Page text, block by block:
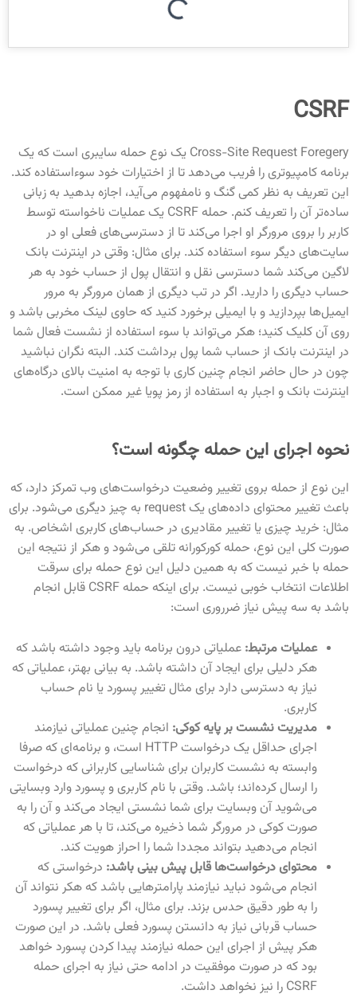
CSRF
Cross-Site Request Foregery یک نوع حمله سایبری است که یک
برنامه کامپیوتری را فریب می‌دهد تا از اختیارات خود سوءاستفاده کند.
این تعریف به نظر کمی گنگ و نامفهوم می‌آید، اجازه بدهید به زبانی
ساده‌تر آن را تعریف کنم. حمله CSRF یک عملیات ناخواسته توسط
کاربر را بروی مرورگر او اجرا می‌کند تا از دسترسی‌های فعلی او در
سایت‌های دیگر سوء استفاده کند. برای مثال: وقتی در اینترنت بانک
لاگین می‌کند شما دسترسی نقل و انتقال پول از حساب خود به هر
حساب دیگری را دارید. اگر در تب دیگری از همان مرورگر به مرور
ایمیل‌ها بپردازید و با ایمیلی برخورد کنید که حاوی لینک مخربی باشد و
روی آن کلیک کنید؛ هکر می‌تواند با سوء استفاده از نشست فعال شما
در اینترنت بانک از حساب شما پول برداشت کند. البته نگران نباشید
چون در حال حاضر انجام چنین کاری با توجه به امنیت بالای درگاه‌های
اینترنت بانک و اجبار به استفاده از رمز پویا غیر ممکن است.
نحوه اجرای این حمله چگونه است؟
این نوع از حمله بروی تغییر وضعیت درخواست‌های وب تمرکز دارد، که
باعث تغییر محتوای داده‌های یک request به چیز دیگری می‌شود. برای
مثال: خرید چیزی یا تغییر مقادیری در حساب‌های کاربری اشخاص. به
صورت کلی این نوع، حمله کورکورانه تلقی می‌شود و هکر از نتیجه این
حمله با خبر نیست که به همین دلیل این نوع حمله برای سرقت
اطلاعات انتخاب خوبی نیست. برای اینکه حمله CSRF قابل انجام
باشد به سه پیش نیاز ضرروری است:
عملیات مرتبط: عملیاتی درون برنامه باید وجود داشته باشد که
هکر دلیلی برای ایجاد آن داشته باشد. به بیانی بهتر، عملیاتی که
نیاز به دسترسی دارد برای مثال تغییر پسورد یا نام حساب
کاربری.
مدیریت نشست بر پایه کوکی: انجام چنین عملیاتی نیازمند
اجرای حداقل یک درخواست HTTP است، و برنامه‌ای که صرفا
وابسته به نشست کاربران برای شناسایی کاربرانی که درخواست
را ارسال کرده‌اند؛ باشد. وقتی با نام کاربری و پسورد وارد وبسایتی
می‌شوید آن وبسایت برای شما نشستی ایجاد می‌کند و آن را به
صورت کوکی در مرورگر شما ذخیره می‌کند، تا با هر عملیاتی که
انجام می‌دهید بتواند مجددا شما را احراز هویت کند.
محتوای درخواست‌ها قابل پیش بینی باشد: درخواستی که
انجام می‌شود نباید نیازمند پارامترهایی باشد که هکر نتواند آن
را به طور دقیق حدس بزند. برای مثال، اگر برای تغییر پسورد
حساب قربانی نیاز به دانستن پسورد فعلی باشد. در این صورت
هکر پیش از اجرای این حمله نیازمند پیدا کردن پسورد خواهد
بود که در صورت موفقیت در ادامه حتی نیاز به اجرای حمله
CSRF را نیز نخواهد داشت.